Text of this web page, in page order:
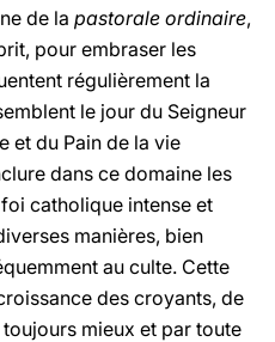
de la pastorale ordinaire,
pour embraser les
régulièrement la
le jour du Seigneur
et du Pain de la vie
dans ce domaine les
catholique intense et
manières, bien
au culte. Cette
des croyants, de
mieux et par toute